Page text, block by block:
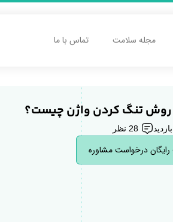
مجله سلامت تماس با ما
روش تنگ کردن واژن چیست؟
28 نظر
درخواست مشاوره